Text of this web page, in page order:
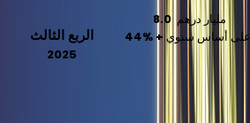
الربع الثالث
2025
8.0 مليار درهم
44% + على أساس سنوي